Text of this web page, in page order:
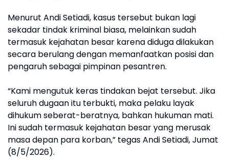
Menurut Andi Setiadi, kasus tersebut bukan lagi
sekadar tindak kriminal biasa, melainkan sudah
termasuk kejahatan besar karena diduga dilakukan
secara berulang dengan memanfaatkan posisi dan
pengaruh sebagai pimpinan pesantren.
“Kami mengutuk keras tindakan bejat tersebut. Jika
seluruh dugaan itu terbukti, maka pelaku layak
dihukum seberat-beratnya, bahkan hukuman mati.
Ini sudah termasuk kejahatan besar yang merusak
masa depan para korban,” tegas Andi Setiadi, Jumat
(8/5/2026).